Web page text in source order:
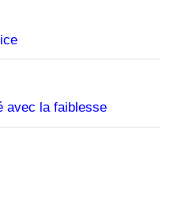
avec la faiblesse